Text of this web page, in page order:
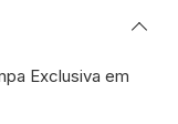
Exclusiva em